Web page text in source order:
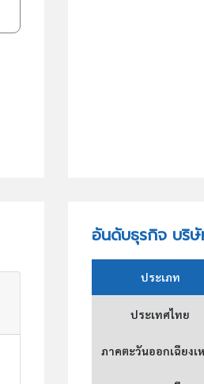
อันดับธุรกิจ บริ
ประเภท
ประเทศไทย
ภาคตะวันออกเฉียงเ